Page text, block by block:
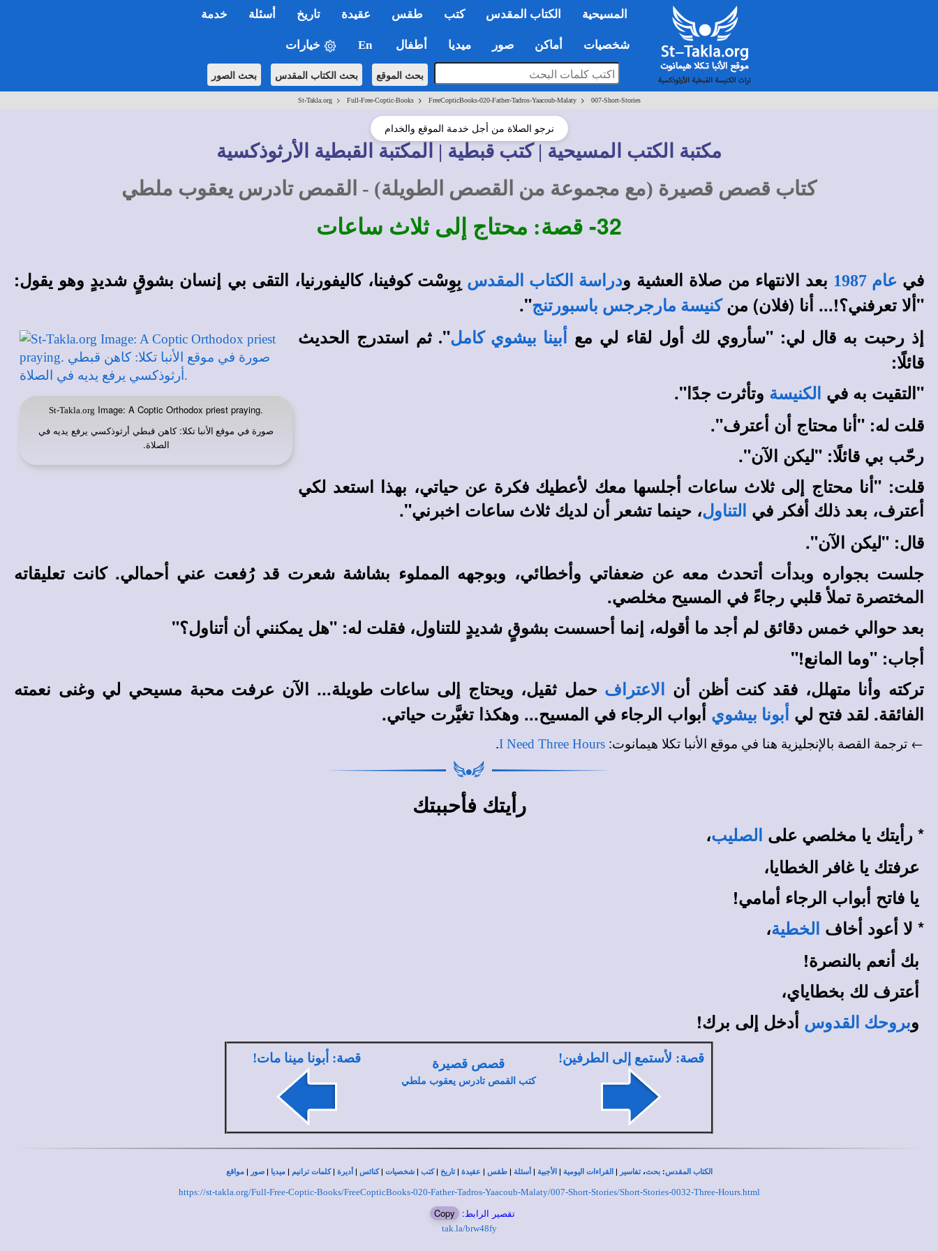
المسيحية الكتاب المقدس كتب طقس عقيدة تاريخ أسئلة خدمة
شخصيات أماكن صور ميديا أطفال En خيارات
بحث الموقع بحث الكتاب المقدس بحث الصور
St-Takla.org> Full-Free-Coptic-Books> FreeCopticBooks-020-Father-Tadros-Yaacoub-Malaty> 007-Short-Stories
نرجو الصلاة من أجل خدمة الموقع والخدام
مكتبة الكتب المسيحية | كتب قبطية | المكتبة القبطية الأرثوذكسية
كتاب قصص قصيرة (مع مجموعة من القصص الطويلة) - القمص تادرس يعقوب ملطي
32- قصة: محتاج إلى ثلاث ساعات
في عام 1987 بعد الانتهاء من صلاة العشية ودراسة الكتاب المقدس بِوِسْت كوفينا، كاليفورنيا، التقى بي إنسان بشوقٍ شديدٍ وهو يقول:
"ألا تعرفني؟!... أنا (فلان) منكنيسة مارجرجس باسبورتنج".
St-Takla.org Image: A Coptic Orthodox priest praying.
صورة في موقع الأنبا تكلا: كاهن قبطي أرثوذكسي يرفع يديه في
الصلاة.
إذ رحبت به قال لي: "سأروي لك أول لقاء لي مع أبينا بيشوي كامل"
. ثم استدرج الحديث
قائلًا:
"التقيت به في
الكنيسة وتأثرت جدًا".
قلت له: "أنا محتاج أن أعترف".
رحّب بي قائلًا: "ليكن الآن".
قلت: "أنا محتاج إلى ثلاث ساعات أجلسها معك لأعطيك فكرة عن حياتي، بهذا استعد لكي
أعترف، بعد ذلك أفكر في
التناول، حينما تشعر أن لديك ثلاث ساعات اخبرني".
قال: "ليكن الآن".
جلست بجواره وبدأت أتحدث معه عن ضعفاتي وأخطائي، وبوجهه المملوء بشاشة شعرت قد رُفعت عني أحمالي. كانت تعليقاته
المختصرة تملأ قلبي رجاءً في المسيح مخلصي.
بعد حوالي خمس دقائق لم أجد ما أقوله، إنما أحسست بشوقٍ شديدٍ للتناول، فقلت له: "هل يمكنني أن أتناول؟"
أجاب: "وما المانع!"
تركته وأنا متهلل، فقد كنت أظن أن
الاعتراف حمل ثقيل، ويحتاج إلى ساعات طويلة... الآن عرفت محبة مسيحي لي وغنى نعمته
الفائقة. لقد فتح لي
أبونا بيشوي أبواب الرجاء في المسيح... وهكذا تغيَّرت حياتي.
← ترجمة القصة بالإنجليزية هنا في موقع الأنبا تكلا هيمانوت:
I Need Three Hours
.
رأيتك فأحببتك
* رأيتك يا مخلصي على الصليب،
عرفتك يا غافر الخطايا،
يا فاتح أبواب الرجاء أمامي!
* لا أعود أخاف الخطية،
بك أنعم بالنصرة!
أعترف لك بخطاياي،
وبروحك القدوس أدخل إلى برك!
قصة: لأستمع إلى الطرفين! قصص قصيرة
كتب القمص تادرس يعقوب ملطي
قصة: أبونا مينا مات!
الكتاب المقدس:بحث،تفاسير | القراءات اليومية | الأجبية | أسئلة |طقس | عقيدة |تاريخ |كتب |شخصيات |كنائس | أديرة |كلمات ترانيم |ميديا |صور |مواقع
https://st-takla.org/Full-Free-Coptic-Books/FreeCopticBooks-020-Father-Tadros-Yaacoub-Malaty/007-Short-Stories/Short-Stories-0032-Three-Hours.html
تقصير الرابط: Copy
tak.la/brw48fy